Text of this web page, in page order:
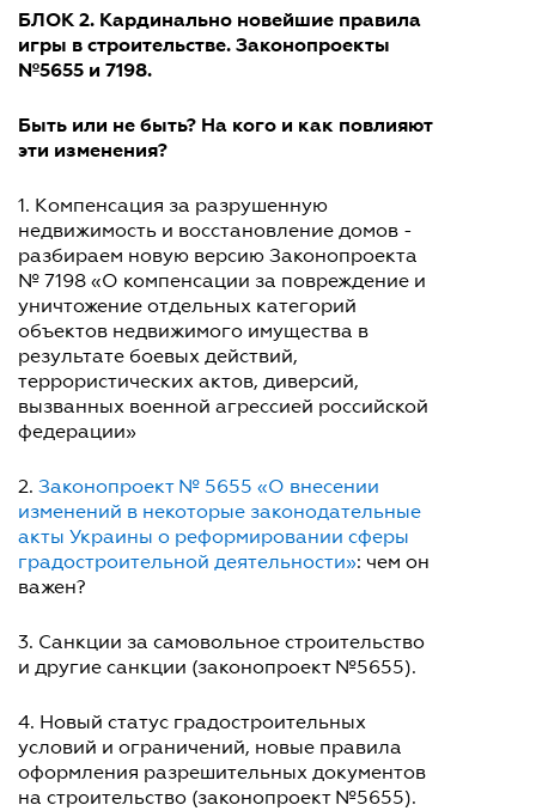
БЛОК 2. Кардинально новейшие правила
игры в строительстве. Законопроекты
№5655 и 7198.
Быть или не быть? На кого и как повлияют
эти изменения?
1. Компенсация за разрушенную
недвижимость и восстановление домов -
разбираем новую версию Законопроекта
№ 7198 «О компенсации за повреждение и
уничтожение отдельных категорий
объектов недвижимого имущества в
результате боевых действий,
террористических актов, диверсий,
вызванных военной агрессией российской
федерации»
2. Законопроект № 5655 «О внесении
изменений в некоторые законодательные
акты Украины о реформировании сферы
градостроительной деятельности»: чем он
важен?
3. Санкции за самовольное строительство
и другие санкции (законопроект №5655).
4. Новый статус градостроительных
условий и ограничений, новые правила
оформления разрешительных документов
на строительство (законопроект №5655).